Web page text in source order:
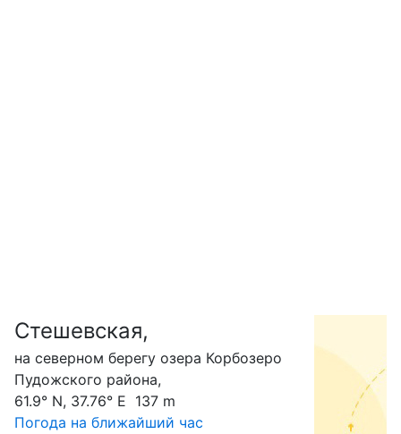
Стешевская,
на северном берегу озера Корбозеро
Пудожского района,
61.9° N, 37.76° E 137 m
Погода на ближайший час